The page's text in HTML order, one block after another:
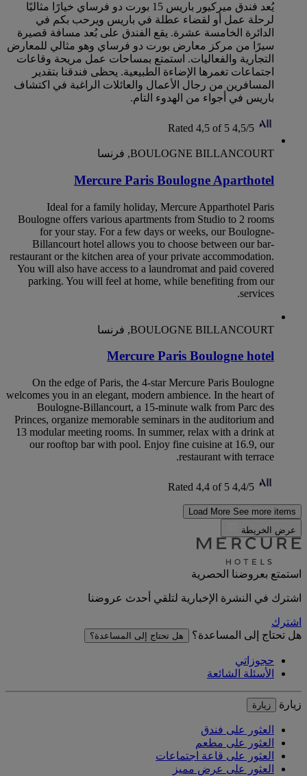
يُعد ‏‫فندق ميركيور باريس 15 بورت دو فرساي خيارًا مثاليًا
لرحلة عمل أو لقضاء عطلة في باريس ويرحب بكم في
الدائرة الخامسة عشرة. يقع الفندق على بُعد مسافة قصيرة
سيرًا من مركز معارض بورت دو فرساي وهو مثالي للمعارض
التجارية والفعاليات. استمتع بمساحات عمل مريحة وقاعات
اجتماعات تغمرها الإضاءة الطبيعية. يحظى فندقنا بتقدير
المسافرين من رجال الأعمال والعائلات الراغبة في اكتشاف
باريس في أجواء من الهدوء التام.
4,5/5
Rated 4,5 of 5
BOULOGNE BILLANCOURT, فرنسا
Mercure Paris Boulogne Aparthotel
Ideal for a family holiday, Mercure Apparthotel Paris
Boulogne offers various apartments from Studio to 2 rooms
for your stay. For a few days or weeks, our Boulogne-
Billancourt hotel allows you to choose between our bar-
restaurant or the kitchen area of your private accommodation.
You will also have access to a laundromat and paid covered
parking. You will feel at home, while benefiting from our
services.
BOULOGNE BILLANCOURT, فرنسا
Mercure Paris Boulogne hotel
On the edge of Paris, the 4-star Mercure Paris Boulogne
welcomes you in an elegant, modern ambience. In the heart of
Boulogne-Billancourt, a 15-minute walk from Parc des
Princes, organize memorable seminars in the auditorium and
13 modular meeting rooms. In summer, relax with a drink at
our rooftop bar with pool. Enjoy fine cuisine at 16.9, our
restaurant with terrace.
4,4/5
Rated 4,4 of 5
Load More See more items
عرض الخريطة
استمتع بعروضنا الحصرية
اشترك في النشرة الإخبارية لتلقي أحدث عروضنا
اشترك
هل تحتاج إلى المساعدة؟
هل تحتاج إلى المساعدة؟
حجوزاتي
الأسئلة الشائعة
زيارة زيارة
العثور على فندق
العثور على مطعم
العثور على قاعة اجتماعات
العثور على عرض مميز